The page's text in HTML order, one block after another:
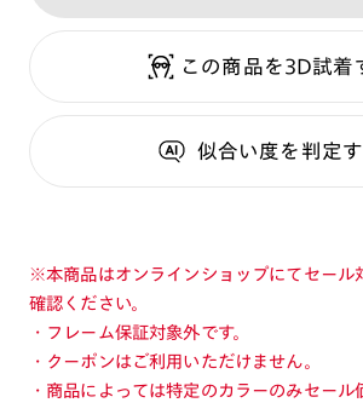
この商品を3D試着
似合い度を判定
※本商品はオンラインショップにてセール
確認ください。
・フレーム保証対象外です。
・クーポンはご利用いただけません。
・商品によっては特定のカラーのみセール